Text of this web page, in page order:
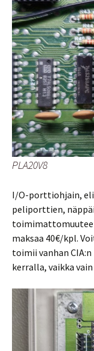
PLA20V8
I/O-porttiohjain, eli
peliporttien,
maksaa 40€/kpl.
toimii vanhan
kerralla, vaikka